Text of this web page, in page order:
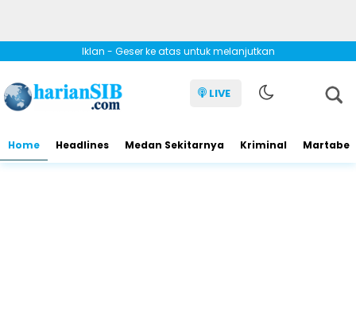
Iklan - Geser ke atas untuk melanjutkan
LIVE
Home Headlines Medan Sekitarnya Kriminal Martabe